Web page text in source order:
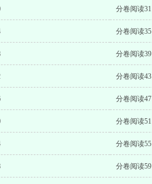
分卷阅读31
分卷阅读35
分卷阅读39
分卷阅读43
分卷阅读47
分卷阅读51
分卷阅读55
分卷阅读59